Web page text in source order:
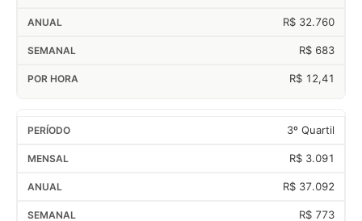
R$ 32.760
R$ 683
R$ 12,41
3º Quartil
R$ 3.091
R$ 37.092
R$ 773